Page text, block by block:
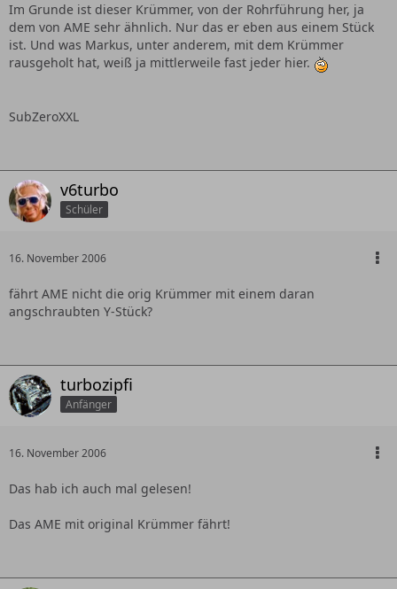
Im Grunde ist dieser Krümmer, von der Rohrführung her, ja
dem von AME sehr ähnlich. Nur das er eben aus einem Stück
ist. Und was Markus, unter anderem, mit dem Krümmer
rausgeholt hat, weiß ja mittlerweile fast jeder hier.
SubZeroXXL
v6turbo
Schüler
16. November 2006
fährt AME nicht die orig Krümmer mit einem daran
angschraubten Y-Stück?
turbozipfi
Anfänger
16. November 2006
Das hab ich auch mal gelesen!
Das AME mit original Krümmer fährt!